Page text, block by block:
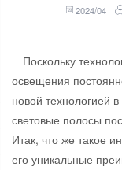
2024/04
Поскольку
освещения
новой технологией
световые полосы
Итак, что же такое
его уникальные